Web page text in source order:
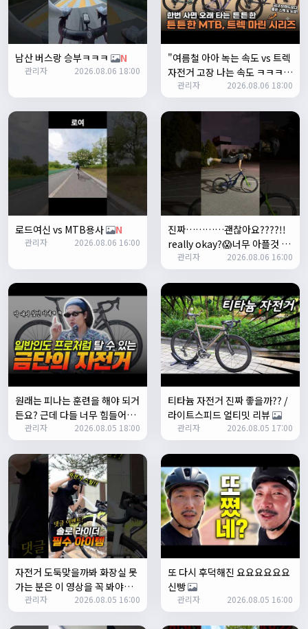
쏭박 17:23:38
테스트 2
쏭박17:23:41
테스트 테스트
쏭박17:24:16
쏭박
사진 업로드 테스트
쏭박17:24:35
테스트 완료입니다 :)
Leepi02:57:35
1
알루미06:16:14
뇽
1/23/2025
관리자09:12:09
사이트 가입자수가 100명이 넘었습니다 :)
관리자09:12:12
다들 좋은하루되세요~
열심히타자12:16:55
맛점하세요~
배과장 12:48:20
반갑습니다 여러분 ^_^
배과장12:48:33
명절에도 열심히 맛있는 음식먹고 로라 타셔야지요 ㅎㅎ
1/24/2025
존명12:42:39
남산 버스랑 승부ㅋㅋㅋ N
관리자 2026.08.06 18:00
"여름철 아아 녹는 속도 vs 트렉
자전거 고장 나는 속도 ㅋㅋㅋ
입문용 MTB 끝판왕 추천"
N
관리자 2026.08.06 18:00
로드여신 vs MTB용사 N
관리자 2026.08.06 16:00
진짜…………괜찮아요????!!
really okay?😱너무 아플것 같
아……ㅜㅜ
N
관리자 2026.08.06 16:00
원래는 피나는 훈련을 해야 되거
든요? 근데 다들 너무 힘들어하
니까 우리가 치트키를 좀 써드릴
게요. 아, KC 인증이 안나온다고
요? 그럼 뭐... 얼른 훈련하러 안
나가고 뭐하세요?
관리자 2026.08.05 18:00
티타늄 자전거 진짜 좋을까?? /
라이트스피드 얼티밋 리뷰
관리자 2026.08.05 17:00
자전거 도둑맞을까봐 화장실 못
가는 분은 이 영상을 꼭 봐야합
니다
관리자 2026.08.05 16:00
또 다시 후덕해진 요요요요요요
신빵
관리자 2026.08.05 16:00